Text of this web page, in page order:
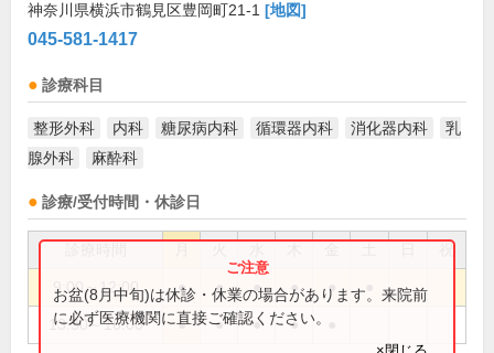
神奈川県横浜市鶴見区豊岡町21-1 [地図]
045-581-1417
診療科目
整形外科 内科 糖尿病内科 循環器内科 消化器内科
乳
腺外科
麻酔科
診療/受付時間・休診日
祝
9:00～12:00 ● ● ● ● ●
13:30～16:00 ● ● ● ●
お盆(8月中旬)は休診・休業の場合があります。来院前
に必ず医療機関に直接ご確認ください。